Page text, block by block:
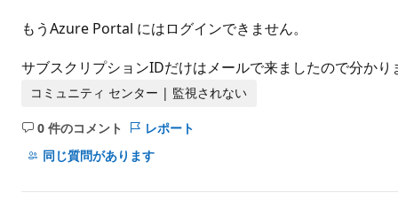
もうAzure Portal にはログインできません。
サブスクリプションIDだけはメールで来ましたので分かり
コミュニティ センター | 監視されない
0 件のコメント
コ
メ
ト
レポート
同じ質問があります